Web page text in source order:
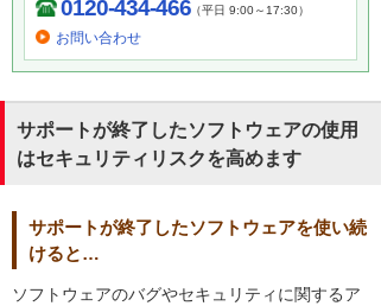
0120-434-466（平日 9:00～17:30）
お問い合わせ
サポートが終了したソフトウェアの使用
はセキュリティリスクを高めます
サポートが終了したソフトウェアを使い続
けると…
ソフトウェアのバグやセキュリティに関するア